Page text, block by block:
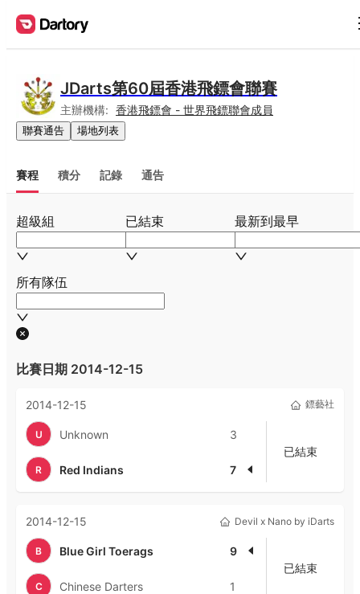
JDarts第60屆香港飛鏢會聯賽
主辦機構: 香港飛鏢會 - 世界飛鏢聯會成員
聯賽通告 場地列表
賽程 積分 記錄 通告
超級組 已結束 最新到最早
所有隊伍
比賽日期 2014-12-15
2014-12-15 鏢藝社
U Unknown 3
R Red Indians 7
已結束
2014-12-15 Devil x Nano by iDarts
B Blue Girl Toerags 9
C Chinese Darters 1
已結束